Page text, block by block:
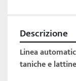
Descrizione
Linea
taniche e